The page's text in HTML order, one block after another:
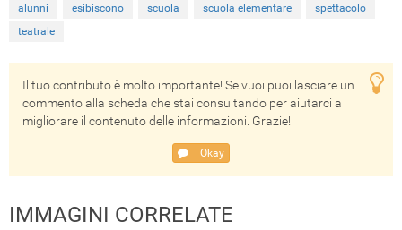
alunni esibiscono scuola scuola elementare
spettacolo
teatrale
Il tuo contributo è molto importante! Se vuoi puoi lasciare un
commento alla scheda che stai consultando per aiutarci a
migliorare il contenuto delle informazioni. Grazie!
Okay
IMMAGINI CORRELATE